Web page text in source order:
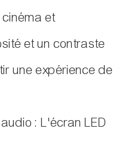
et
et un contraste
une expérience de
: L'écran LED